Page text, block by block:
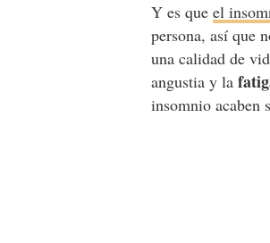
Y es queel
persona, así que
una calidad de
angustia y la
insomnio acaben